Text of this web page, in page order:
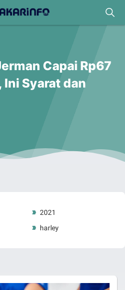
2021
harley
Capai Rp67
Syarat dan